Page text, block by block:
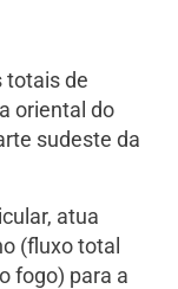
totais de
oriental do
sudeste da
atua
(fluxo total
fogo) para a